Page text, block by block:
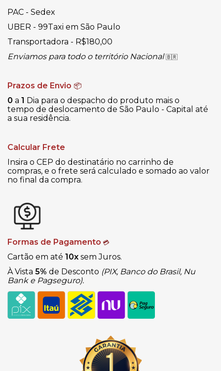
PAC - Sedex
UBER - 99Taxi em São Paulo
Transportadora - R$180,00
Enviamos para todo o território Nacional🇧🇷
Prazos de Envio 📦
0 a 1 Dia para o despacho do produto mais o
tempo de deslocamento de São Paulo - Capital até
a sua residência.
Calcular Frete
Insira o CEP do destinatário no carrinho de
compras, e o frete será calculado e somado ao valor
no final da compra.
Formas de Pagamento 💳
Cartão em até 10x sem Juros.
À Vista 5% de Desconto (PIX, Banco do Brasil, Nu
Bank e Pagseguro).